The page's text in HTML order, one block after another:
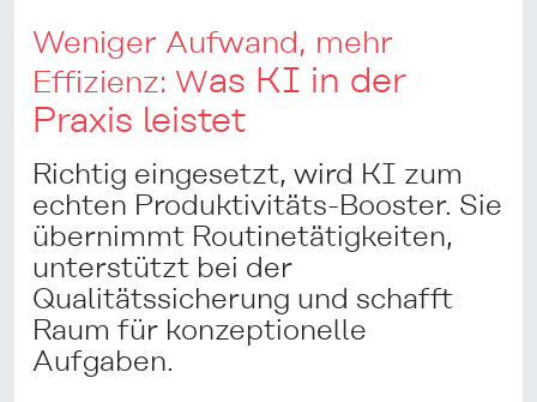
Weniger Aufwand, mehr
Effizienz: Was KI in der
Praxis leistet
Richtig eingesetzt, wird KI zum
echten Produktivitäts-Booster. Sie
übernimmt Routinetätigkeiten,
unterstützt bei der
Qualitätssicherung und schafft
Raum für konzeptionelle
Aufgaben.